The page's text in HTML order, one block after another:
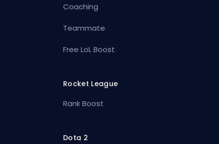
Coaching
Teammate
Free LoL Boost
Rocket League
Rank Boost
Dota 2